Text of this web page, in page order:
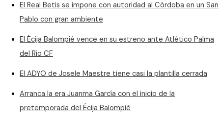
El Real Betis se impone con autoridad al Córdoba en un San
Pablo con gran ambiente
El Écija Balompié vence en su estreno ante Atlético Palma
del Río CF
El ADYO de Josele Maestre tiene casi la plantilla cerrada
Arranca la era Juanma García con el inicio de la
pretemporada del Écija Balompié